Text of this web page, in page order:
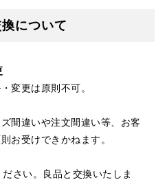
について
変更は原則不可。
間違いや注文間違い等、お客
お受けできかねます。
さい。良品と交換いたしま